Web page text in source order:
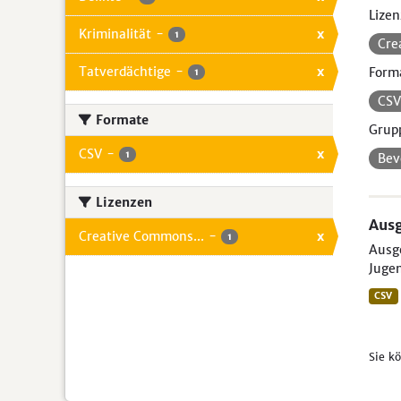
Kriminalität - 1 x
Tatverdächtige - 1 x
Formate
CSV - 1 x
Lizenzen
Creative Commons... - 1 x
CSV
CSV
Sie